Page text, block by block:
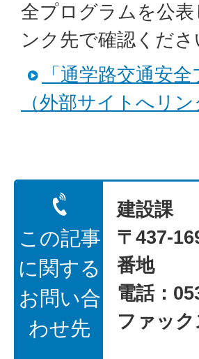
全プログラムを公
ンク先で確認くださ
「通学路交通安
（外部サイトへリン
この記事
に関する
お問い合
わせ先
建設課
〒437-
番地
電話：
ファッ